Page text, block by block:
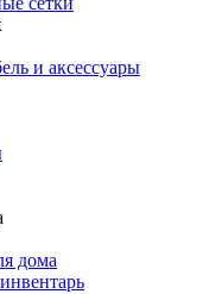
и аксессуары
дома